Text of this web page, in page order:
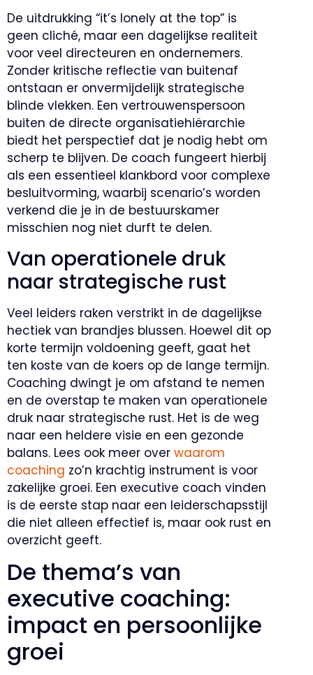
De uitdrukking “it’s lonely at the top” is
geen cliché, maar een dagelijkse realiteit
voor veel directeuren en ondernemers.
Zonder kritische reflectie van buitenaf
ontstaan er onvermijdelijk strategische
blinde vlekken. Een vertrouwenspersoon
buiten de directe organisatiehiërarchie
biedt het perspectief dat je nodig hebt om
scherp te blijven. De coach fungeert hierbij
als een essentieel klankbord voor complexe
besluitvorming, waarbij scenario’s worden
verkend die je in de bestuurskamer
misschien nog niet durft te delen.
Van operationele druk
naar strategische rust
Veel leiders raken verstrikt in de dagelijkse
hectiek van brandjes blussen. Hoewel dit op
korte termijn voldoening geeft, gaat het
ten koste van de koers op de lange termijn.
Coaching dwingt je om afstand te nemen
en de overstap te maken van operationele
druk naar strategische rust. Het is de weg
naar een heldere visie en een gezonde
balans. Lees ook meer over waarom
coaching zo’n krachtig instrument is voor
zakelijke groei. Een executive coach vinden
is de eerste stap naar een leiderschapsstijl
die niet alleen effectief is, maar ook rust en
overzicht geeft.
De thema’s van
executive coaching:
impact en persoonlijke
groei